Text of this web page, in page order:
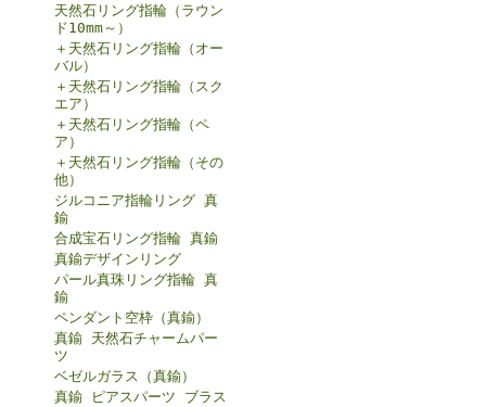
天然石リング指輪（ラウン
ド10mm～）
＋天然石リング指輪（オー
バル）
＋天然石リング指輪（スク
エア）
＋天然石リング指輪（ペ
ア）
＋天然石リング指輪（その
他）
ジルコニア指輪リング 真
鍮
合成宝石リング指輪 真鍮
真鍮デザインリング
パール真珠リング指輪 真
鍮
ペンダント空枠（真鍮）
真鍮 天然石チャームパー
ツ
ベゼルガラス（真鍮）
真鍮 ピアスパーツ ブラス